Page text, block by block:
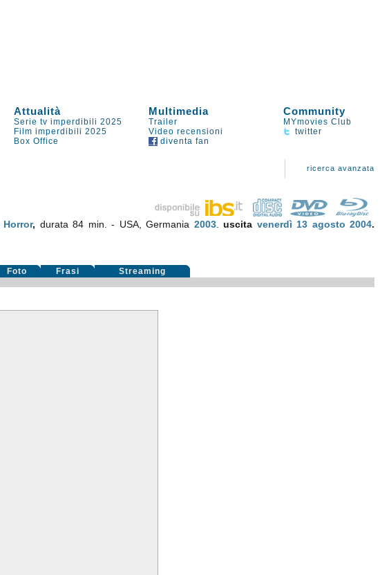
Attualità Multimedia Community
Serie tv imperdibili 2025 Trailer
MYmovies Club
Film imperdibili 2025 Video recensioni
twitter
Box Office diventa fan
ricerca avanzata
Horror, durata 84 min. - USA, Germania 2003.uscita venerdì 13 agosto 2004.
Foto Frasi Streaming